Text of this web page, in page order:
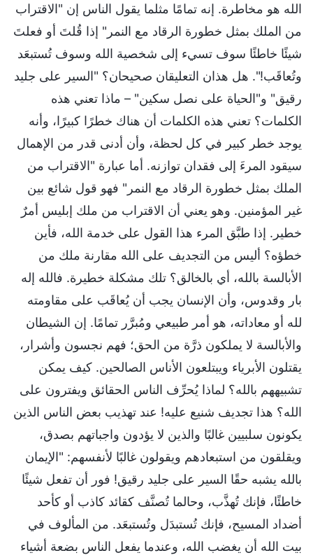
الله هو مخاطرة. إنه تمامًا مثلما يقول الناس إن "الاقتراب
من الملك بمثل خطورة الرقاد مع النمر" إذا قُلتَ أو فعلتَ
شيئًا خاطئًا سوف تسيء إلى شخصية الله وسوف تُستبعَد
وتُعاقَب!". هل هذان التعليقان صحيحان؟ "السير على جليد
رقيق" و"الحياة على نصل سكين" – ماذا تعني هذه
الكلمات؟ تعني هذه الكلمات أن هناك خطرًا كبيرًا، وأنه
يوجد خطر كبير في كل لحظة، وأن أدنى قدر من الإهمال
سيقود المرءَ إلى فقدان توازنه. أما عبارة "الاقتراب من
الملك بمثل خطورة الرقاد مع النمر" فهو قول شائع بين
غير المؤمنين. وهو يعني أن الاقتراب من ملك إبليس أمرٌ
خطير. إذا طبَّق المرء هذا القول على خدمة الله، فأين
خطؤه؟ أليس من التجديف على الله مقارنة ملك من
الأبالسة بالله، أي بالخالق؟ تلك مشكلة خطيرة. فالله إله
بار وقدوس، وأن الإنسان يجب أن يُعاقَب على مقاومته
لله أو معاداته، هو أمر طبيعي ومُبرَّر تمامًا. إن الشيطان
والأبالسة لا يملكون ذرَّة من الحق؛ فهم نجسون وأشرار،
يقتلون الأبرياء ويبتلعون الأناس الصالحين. كيف يمكن
تشبيههم بالله؟ لماذا يُحرِّف الناس الحقائق ويفترون على
الله؟ هذا تجديف شنيع عليه! عند تهذيب بعض الناس الذين
يكونون سلبيين غالبًا والذين لا يؤدون واجباتهم بصدق،
ويقلقون من استبعادهم ويقولون غالبًا لأنفسهم: "الإيمان
بالله يشبه حقًا السير على جليد رقيق! فور أن تفعل شيئًا
خاطئًا، فإنك تُهذَّب، وحالما تُصنَّف كقائد كاذب أو كأحد
أضداد المسيح، فإنك تُستبدَل وتُستبعَد. من المألوف في
بيت الله أن يغضب الله، وعندما يفعل الناس بضعة أشياء